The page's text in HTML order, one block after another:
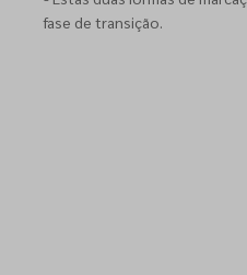
fase de transição.